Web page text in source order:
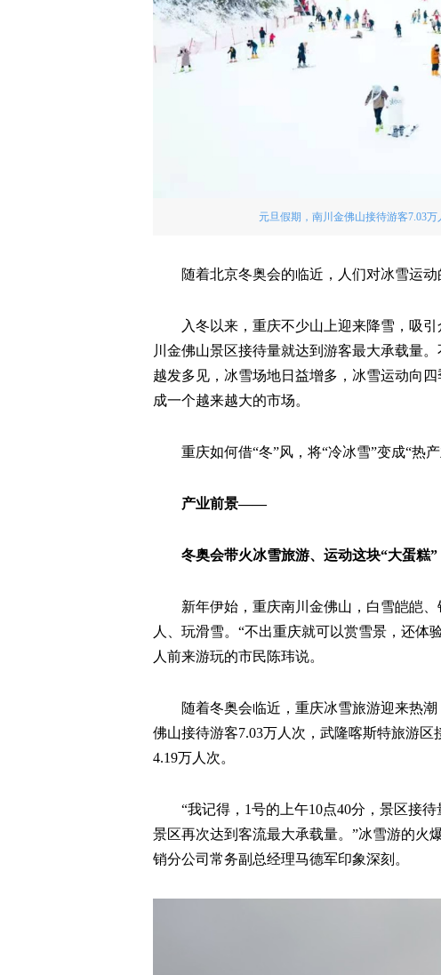
元旦假期，南川金佛山接待游客7.03
随着北京冬奥会的临近，人们对冰雪运动
入冬以来，重庆不少山上迎来降雪，吸
川金佛山景区接待量就达到游客最大承载量
越发多见，冰雪场地日益增多，冰雪运动向
成一个越来越大的市场。
重庆如何借“冬”风，将“冷冰雪”变成“热
产业前景——
冬奥会带火冰雪旅游、运动这块“大蛋糕”
新年伊始，重庆南川金佛山，白雪皑皑
人、玩滑雪。“不出重庆就可以赏雪景，还体
人前来游玩的市民陈玮说。
随着冬奥会临近，重庆冰雪旅游迎来热
佛山接待游客7.03万人次，武隆喀斯特旅游
4.19万人次。
“我记得，1号的上午10点40分，景区接
景区再次达到客流最大承载量。”冰雪游的火
销分公司常务副总经理马德军印象深刻。